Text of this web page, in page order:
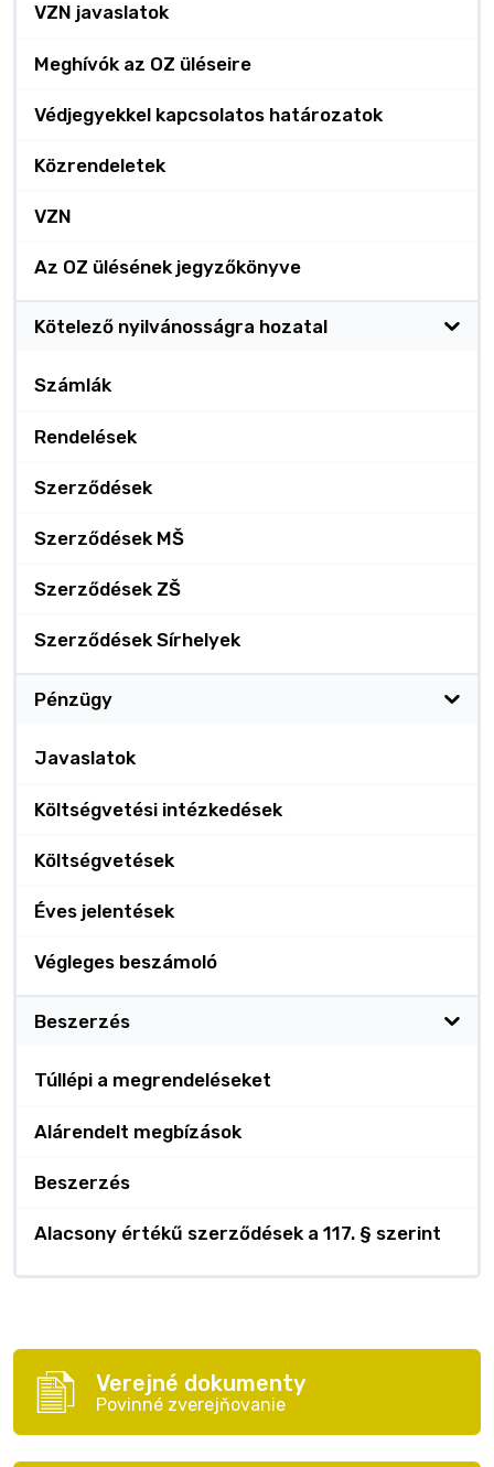
VZN javaslatok
Meghívók az OZ üléseire
Védjegyekkel kapcsolatos határozatok
Közrendeletek
VZN
Az OZ ülésének jegyzőkönyve
Kötelező nyilvánosságra hozatal
Számlák
Rendelések
Szerződések
Szerződések MŠ
Szerződések ZŠ
Szerződések Sírhelyek
Pénzügy
Javaslatok
Költségvetési intézkedések
Költségvetések
Éves jelentések
Végleges beszámoló
Beszerzés
Túllépi a megrendeléseket
Alárendelt megbízások
Beszerzés
Alacsony értékű szerződések a 117. § szerint
Verejné dokumenty
Povinné zverejňovanie